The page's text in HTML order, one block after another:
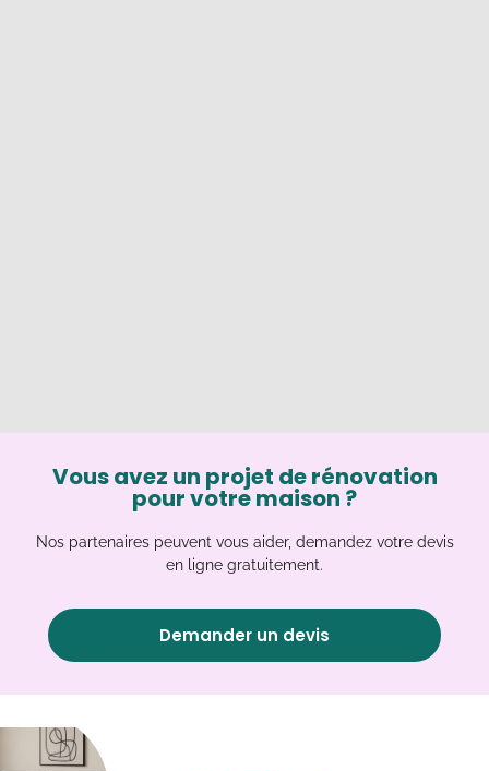
Vous avez un projet de rénovation
pour votre maison ?
Nos partenaires peuvent vous aider, demandez votre devis
en ligne gratuitement.
Demander un devis